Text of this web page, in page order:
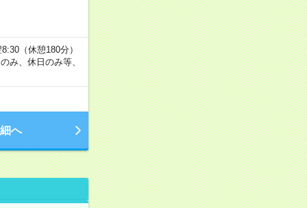
（休憩180分）
み、休日のみ等、
へ